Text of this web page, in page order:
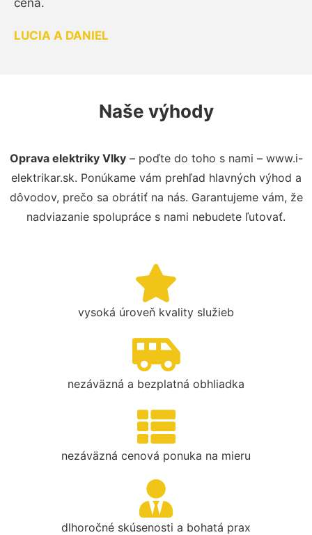
LUCIA A DANIEL
Naše výhody
Oprava elektriky Vlky– poďte do toho s nami – www.i-
elektrikar.sk. Ponúkame vám prehľad hlavných výhod a
dôvodov, prečo sa obrátiť na nás. Garantujeme vám, že
nadviazanie spolupráce s nami nebudete ľutovať.
vysoká úroveň kvality služieb
nezáväzná a bezplatná obhliadka
nezáväzná cenová ponuka na mieru
dlhoročné skúsenosti a bohatá prax